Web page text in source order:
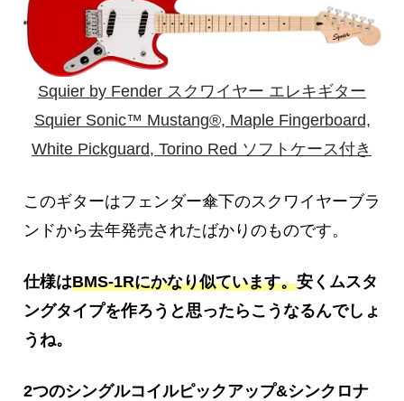
Squier by Fender スクワイヤー エレキギター
Squier Sonic™ Mustang®, Maple Fingerboard,
White Pickguard, Torino Red ソフトケース付き
このギターはフェンダー傘下のスクワイヤーブラ
ンドから去年発売されたばかりのものです。
仕様はBMS-1Rにかなり似ています。安くムスタ
ングタイプを作ろうと思ったらこうなるんでしょ
うね。
2つのシングルコイルピックアップ&シンクロナ